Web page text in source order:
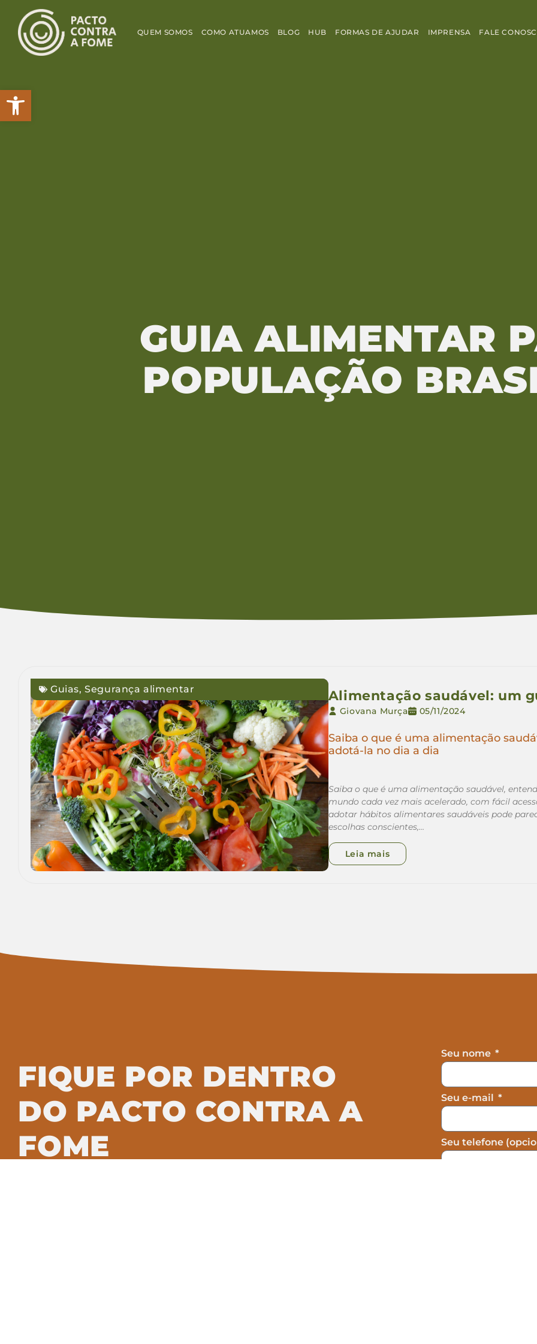
Abrir a barra de ferramentas
QUEM SOMOS COMO ATUAMOS BLOG HUB FORMAS DE AJUDAR IMPRENSA FALE
GUIA ALIMENTAR
POPULAÇÃO
Guias,Segurança alimentar Alimentação saudável: um
Giovana Murça 05/11/2024
Saiba o que é uma alimentação
adotá-la no dia a dia
Saiba o que é uma alimentação saudável,
mundo cada vez mais acelerado, com fácil
adotar hábitos alimentares saudáveis pode
escolhas conscientes,…
Leia mais
FIQUE POR DENTRO
DO PACTO CONTRA A
FOME
Seu nome
Seu e-mail
Seu telefone